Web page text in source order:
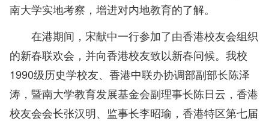
南大学实地考察，增进对内地教育的了解。
在港期间，宋献中一行参加了由香港校友会组织
的新春联欢会，并向香港校友致以新春问候。我校
1990级历史学校友、香港中联办协调部副部长陈泽
涛，暨南大学教育发展基金会副理事长陈日云，香港
校友会会长张汉明、监事长李昭瑜，香港特区第七届